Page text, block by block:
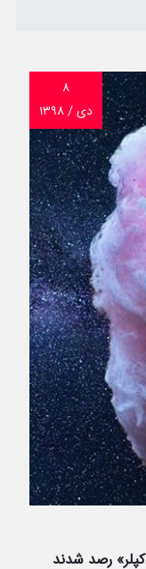
۸
دی / ۱۳۹۸
رصد شدند